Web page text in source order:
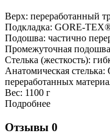
Верх: переработанный
Подкладка: GORE-
Подошва: частично
Промежуточная
Стелька (жесткость):
Анатомическая
переработанных
Вес: 1100 г
Подробнее
Отзывы 0